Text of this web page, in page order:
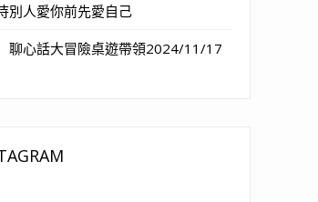
別人愛你前先愛自己
聊心話大冒險桌遊帶領2024/11/17